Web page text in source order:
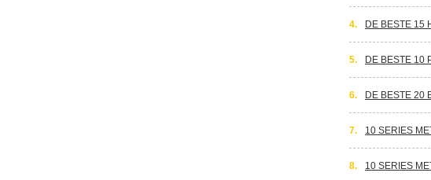
4. DE BESTE 15
5. DE BESTE 10
6. DE BESTE 20
7. 10 SERIES
8. 10 SERIES